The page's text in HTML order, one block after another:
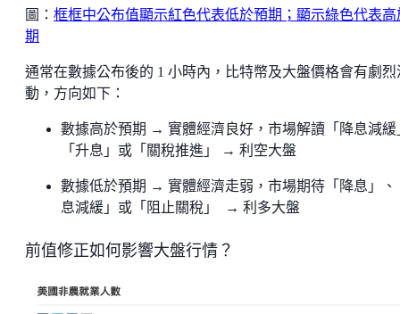
圖： 框框中公布值顯示紅色代表低於預期；顯示綠色代表高
期
通常在數據公布後的 1 小時內，比特幣及大盤價格會有劇烈
動，方向如下：
數據高於預期 → 實體經濟良好，市場解讀「降息減緩
「升息」或「關稅推進」 → 利空大盤
數據低於預期 → 實體經濟走弱，市場期待「降息」、
息減緩」或「阻止關稅」 → 利多大盤
前值修正如何影響大盤行情？